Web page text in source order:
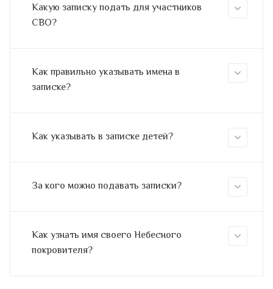
Какую записку подать для участников
СВО?
Как правильно указывать имена в
записке?
Как указывать в записке детей?
За кого можно подавать записки?
Как узнать имя своего Небесного
покровителя?